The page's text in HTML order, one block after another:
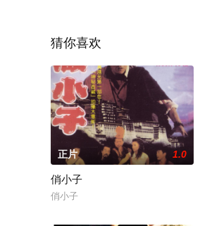
猜你喜欢
正片 1.0
俏小子
俏小子